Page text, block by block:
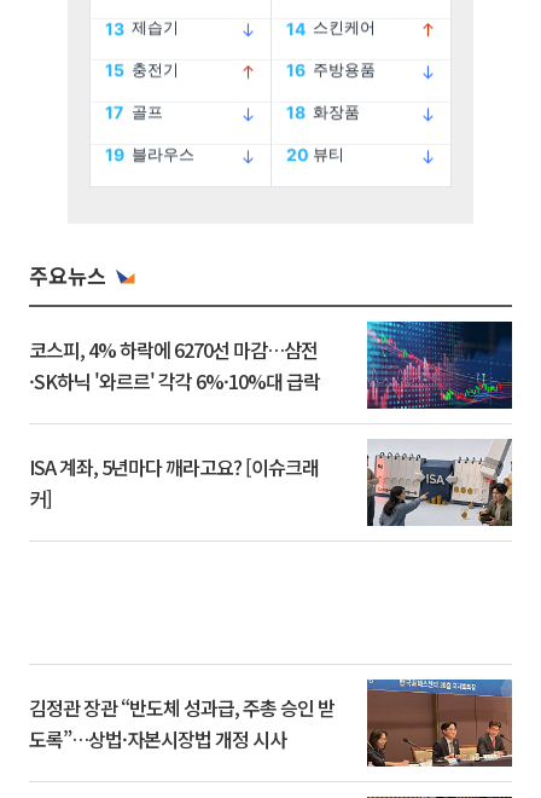
주요뉴스
코스피, 4% 하락에 6270선 마감…삼전
·SK하닉 '와르르' 각각 6%·10%대 급락
ISA 계좌, 5년마다 깨라고요? [이슈크래
커]
김정관 장관 “반도체 성과급, 주총 승인 받
도록”…상법·자본시장법 개정 시사